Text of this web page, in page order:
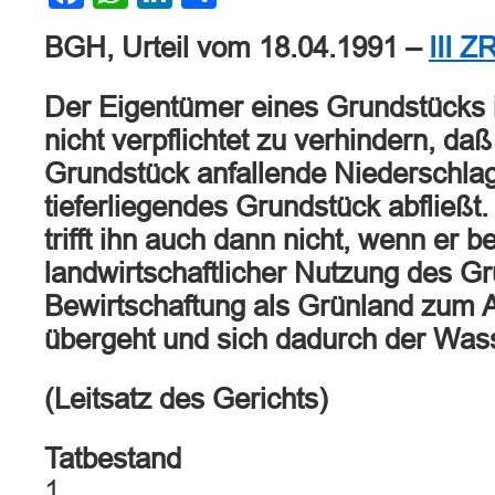
BGH, Urteil vom 18.04.1991 –
III
Der Eigentümer eines
nicht verpflichtet zu verhindern,
Grundstück anfallende
tieferliegendes Grundstück
trifft ihn auch dann nicht, wenn er
landwirtschaftlicher Nutzung des
Bewirtschaftung als Grünland zum
übergeht und sich dadurch der
(Leitsatz des Gerichts)
Tatbestand